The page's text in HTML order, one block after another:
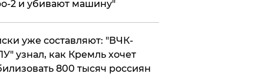
2 и убивают машину"
уже составляют: "ВЧК-
узнал, как Кремль хочет
800 тысяч россиян